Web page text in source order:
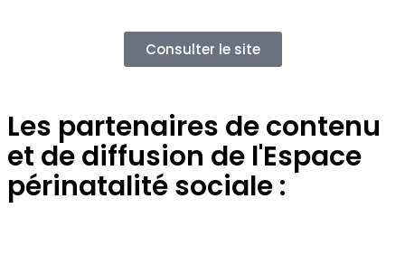
Consulter le site
Les partenaires de contenu
et de diffusion de l'Espace
périnatalité sociale :